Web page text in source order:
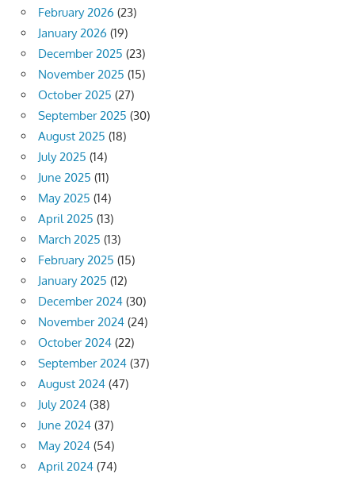
February 2026 (23)
January 2026 (19)
December 2025 (23)
November 2025 (15)
October 2025 (27)
September 2025 (30)
August 2025 (18)
July 2025 (14)
June 2025 (11)
May 2025 (14)
April 2025 (13)
March 2025 (13)
February 2025 (15)
January 2025 (12)
December 2024 (30)
November 2024 (24)
October 2024 (22)
September 2024 (37)
August 2024 (47)
July 2024 (38)
June 2024 (37)
May 2024 (54)
April 2024 (74)